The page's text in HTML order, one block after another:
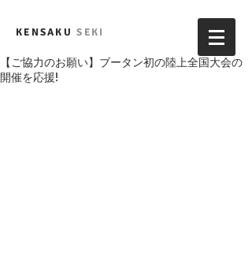
KENSAKUSEKI
【ご協力のお願い】ブータン初の陸上全国大会の
開催を応援!